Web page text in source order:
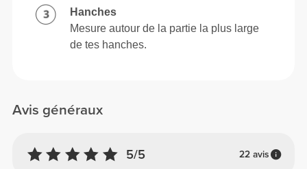
Avis généraux
5/5 22 avis
Hanches
Mesure autour de la partie la plus large
de tes hanches.